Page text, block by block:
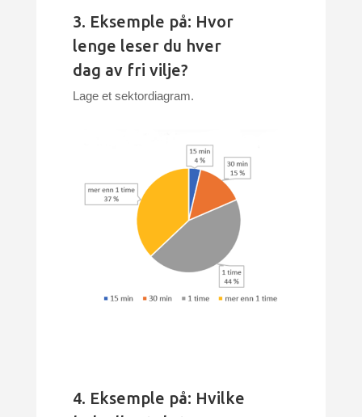
3. Eksemple på: Hvor
lenge leser du hver
dag av fri vilje?
Lage et sektordiagram.
4. Eksemple på: Hvilke